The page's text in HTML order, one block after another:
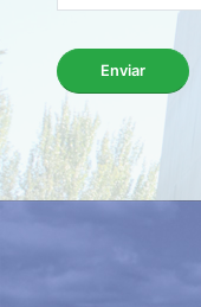
Enviar